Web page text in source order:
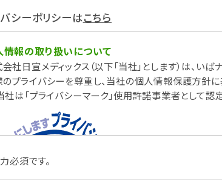
シーポリシーはこちら
情報の取り扱いについて
社日宣メディックス（以下「当社」とします）は、い
プライバシーを尊重し、当社の個人情報保護方針に
は「プライバシーマーク」使用許諾事業者として認
必須です。